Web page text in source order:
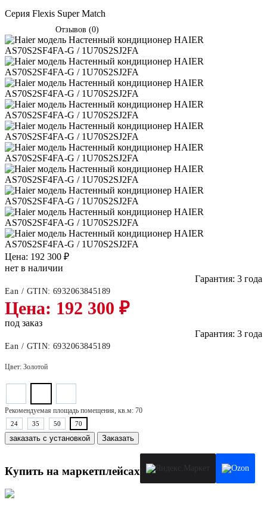
Серия Flexis Super Match
Отзывов (0)
Цена: 192 300 ₽
нет в наличии
Гарантия: 3 года
Ean / GTIN:6932063845189
Цена: 192 300 ₽
под заказ
Гарантия: 3 года
Ean / GTIN:6932063845189
Цвет: Золотой
Рекомендуемая площадь помещения, кв.м: 70
24 35 50 70
заказать с установкой Заказать
Купить на маркетплейсах